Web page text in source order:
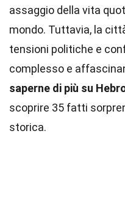
assaggio della vita
mondo. Tuttavia, la
tensioni politiche e
complesso e
saperne di più su
scoprire 35 fatti
storica.